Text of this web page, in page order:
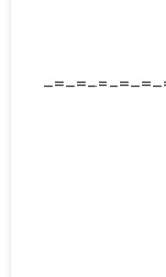
-=-=-=-=-